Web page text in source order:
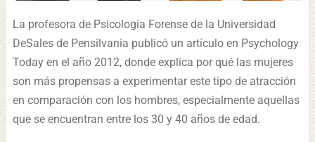
La profesora de Psicología Forense de la Universidad
DeSales de Pensilvania publicó un artículo en Psychology
Today en el año 2012, donde explica por qué las mujeres
son más propensas a experimentar este tipo de atracción
en comparación con los hombres, especialmente aquellas
que se encuentran entre los 30 y 40 años de edad.